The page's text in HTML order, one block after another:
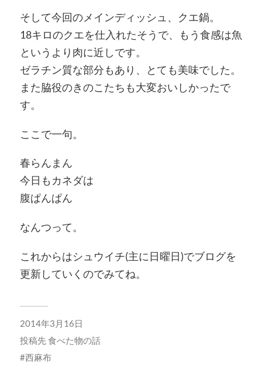
そして今回のメインディッシュ、クエ鍋。
18キロのクエを仕入れたそうで、もう食感は魚
というより肉に近しです。
ゼラチン質な部分もあり、とても美味でした。
また脇役のきのこたちも大変おいしかったで
す。
ここで一句。
春らんまん
今日もカネダは
腹ぱんぱん
なんつって。
これからはシュウイチ(主に日曜日)でブログを
更新していくのでみてね。
2014年3月16日
投稿先食べた物の話
西麻布